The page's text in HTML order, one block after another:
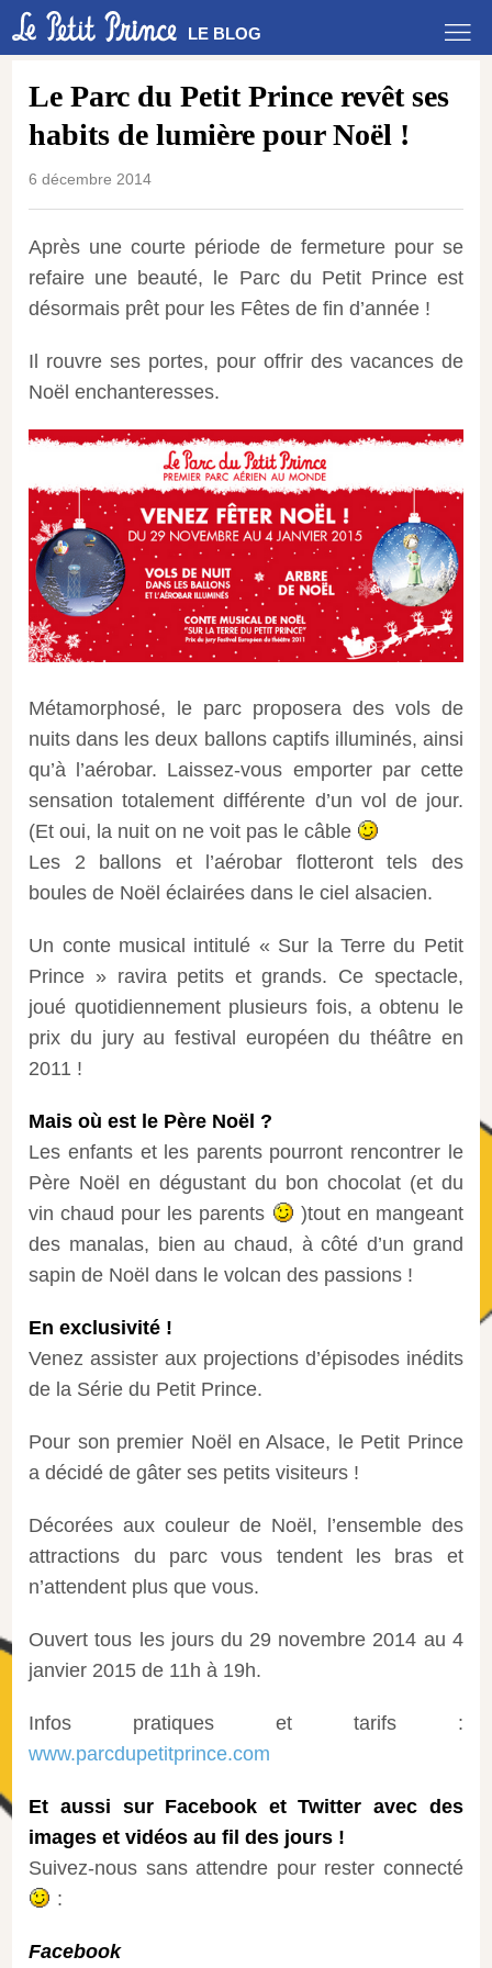
LE BLOG
Le Parc du Petit Prince revêt ses
habits de lumière pour Noël !
6 décembre 2014
Après une courte période de fermeture pour se
refaire une beauté, le Parc du Petit Prince est
désormais prêt pour les Fêtes de fin d’année !
Il rouvre ses portes, pour offrir des vacances de
Noël enchanteresses.
Métamorphosé, le parc proposera des vols de
nuits dans les deux ballons captifs illuminés, ainsi
qu’à l’aérobar. Laissez-vous emporter par cette
sensation totalement différente d’un vol de jour.
(Et oui, la nuit on ne voit pas le câble
Les 2 ballons et l’aérobar flotteront tels des
boules de Noël éclairées dans le ciel alsacien.
Un conte musical intitulé « Sur la Terre du Petit
Prince » ravira petits et grands. Ce spectacle,
joué quotidiennement plusieurs fois, a obtenu le
prix du jury au festival européen du théâtre en
2011 !
Mais où est le Père Noël ?
Les enfants et les parents pourront rencontrer le
Père Noël en dégustant du bon chocolat (et du
vin chaud pour les parents
)tout en mangeant
des manalas, bien au chaud, à côté d’un grand
sapin de Noël dans le volcan des passions !
En exclusivité !
Venez assister aux projections d’épisodes inédits
de la Série du Petit Prince.
Pour son premier Noël en Alsace, le Petit Prince
a décidé de gâter ses petits visiteurs !
Décorées aux couleur de Noël, l’ensemble des
attractions du parc vous tendent les bras et
n’attendent plus que vous.
Ouvert tous les jours du 29 novembre 2014 au 4
janvier 2015 de 11h à 19h.
Infos pratiques et tarifs :
www.parcdupetitprince.com
Et aussi sur Facebook et Twitter avec des
images et vidéos au fil des jours !
Suivez-nous sans attendre pour rester connecté
:
Facebook